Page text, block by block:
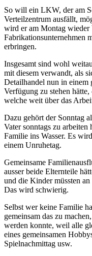
So will ein LKW, der am
Verteilzentrum ausfällt,
wird er am Montag
Fabrikationsunternehmen
erbringen.
Insgesamt sind wohl
mit diesem verwandt, als
Detailhandel nun in einem
Verfügung zu stehen
welche weit über das
Dazu gehört der Sonntag
Vater sonntags zu
Familie ins Wasser. Es
einem Unruhetag.
Gemeinsame
ausser beide Elternteile
und die Kinder müssten
Das wird schwierig.
Selbst wer keine Familie
gemeinsam das zu
werden konnte, weil alle
eines gemeinsamen
Spielnachmittag usw.